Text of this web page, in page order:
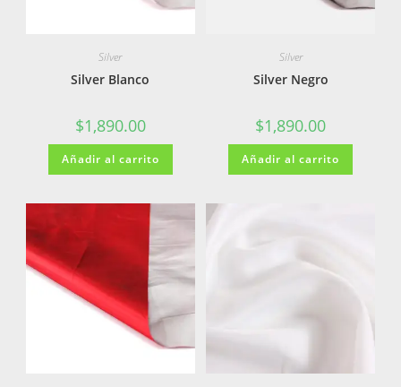
Silver
Silver Blanco
$1,890.00
Añadir al carrito
Silver
Silver Negro
$1,890.00
Añadir al carrito